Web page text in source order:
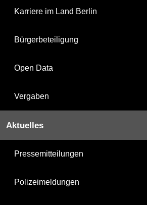
Karriere im Land Berlin
Bürgerbeteiligung
Open Data
Vergaben
Aktuelles
Pressemitteilungen
Polizeimeldungen